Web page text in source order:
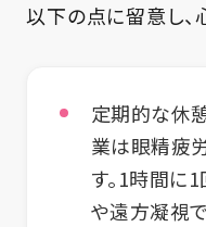
以下の点に留意し、
定期的な休
業は眼精疲
す。1時間に
や遠方凝視